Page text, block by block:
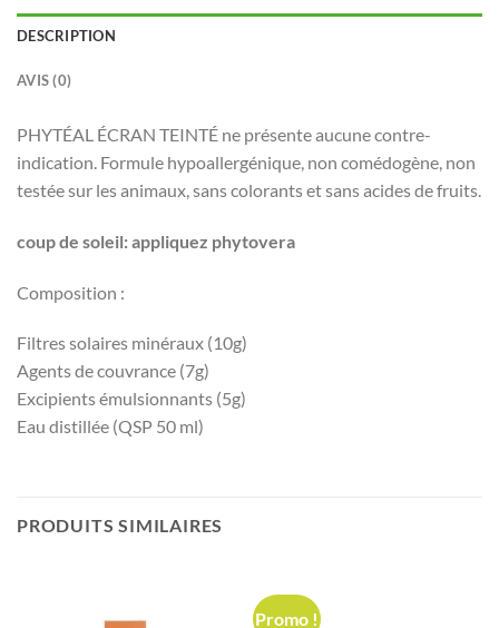
DESCRIPTION
AVIS (0)
PHYTÉAL ÉCRAN TEINTÉ ne présente aucune contre-
indication. Formule hypoallergénique, non comédogène, non
testée sur les animaux, sans colorants et sans acides de fruits.
coup de soleil: appliquez phytovera
Composition :
Filtres solaires minéraux (10g)
Agents de couvrance (7g)
Excipients émulsionnants (5g)
Eau distillée (QSP 50 ml)
PRODUITS SIMILAIRES
Promo !